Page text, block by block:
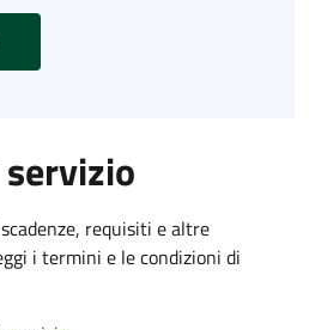
requisiti e altre
i termini e le condizioni di